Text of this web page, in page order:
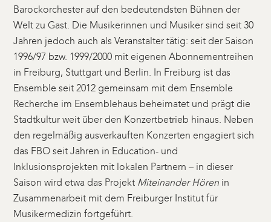
Barockorchester auf den bedeutendsten Bühnen der
Welt zu Gast. Die Musikerinnen und Musiker sind seit 30
Jahren jedoch auch als Veranstalter tätig: seit der Saison
1996/97 bzw. 1999/2000 mit eigenen Abonnementreihen
in Freiburg, Stuttgart und Berlin. In Freiburg ist das
Ensemble seit 2012 gemeinsam mit dem Ensemble
Recherche im Ensemblehaus beheimatet und prägt die
Stadtkultur weit über den Konzertbetrieb hinaus. Neben
den regelmäßig ausverkauften Konzerten engagiert sich
das FBO seit Jahren in Education- und
Inklusionsprojekten mit lokalen Partnern – in dieser
Saison wird etwa das Projekt Miteinander Hören in
Zusammenarbeit mit dem Freiburger Institut für
Musikermedizin fortgeführt.